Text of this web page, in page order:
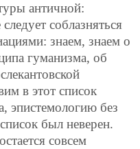
античной:
соблазняться
знаем, знаем о
гуманизма, об
в этот список
эпистемологию без
был неверен.
совсем